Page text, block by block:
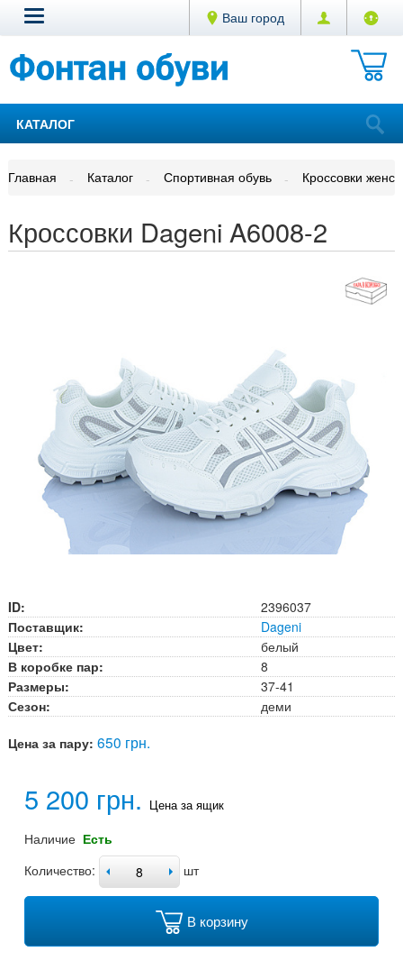
Ваш город
КАТАЛОГ
Главная Каталог Спортивная обувь Кроссовки
Кроссовки Dageni A6008-2
ID:
2396037
Поставщик:
Dageni
Цвет:
белый
В коробке пар:
8
Размеры:
37-41
Сезон:
деми
Цена за пару: 650 грн.
5 200 грн. Цена за ящик
Наличие Есть
Количество:
шт
В корзину